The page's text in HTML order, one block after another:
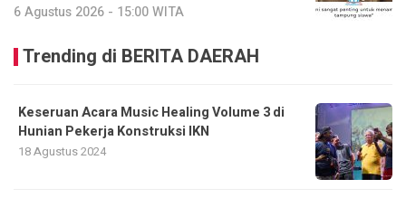
6 Agustus 2026 - 15:00 WITA
Trending di BERITA DAERAH
Keseruan Acara Music Healing Volume 3 di
Hunian Pekerja Konstruksi IKN
18 Agustus 2024